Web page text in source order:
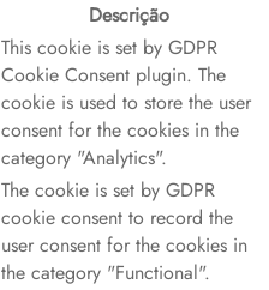
Descrição
This cookie is set by GDPR
Cookie Consent plugin. The
cookie is used to store the user
consent for the cookies in the
category "Analytics".
The cookie is set by GDPR
cookie consent to record the
user consent for the cookies in
the category "Functional".